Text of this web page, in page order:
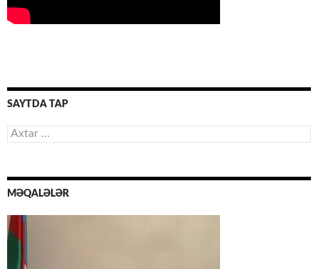
SAYTDA TAP
Axtarış:
MƏQALƏLƏR